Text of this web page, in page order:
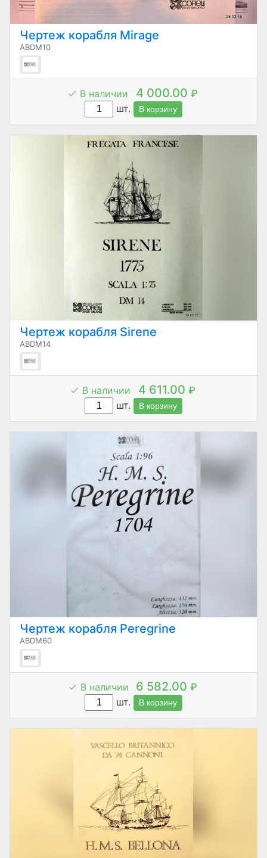
Чертеж корабля Mirage
ABDM10
В наличии 4 000.00 ₽
шт.
В корзину
Чертеж корабля Sirene
ABDM14
В наличии 4 611.00 ₽
шт.
В корзину
Чертеж корабля Peregrine
ABDM60
В наличии 6 582.00 ₽
шт.
В корзину